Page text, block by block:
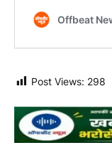
Post Views: 298